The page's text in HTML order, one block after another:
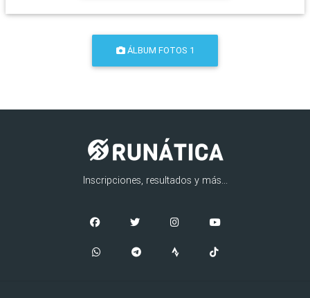
ÁLBUM FOTOS 1
Inscripciones, resultados y más...